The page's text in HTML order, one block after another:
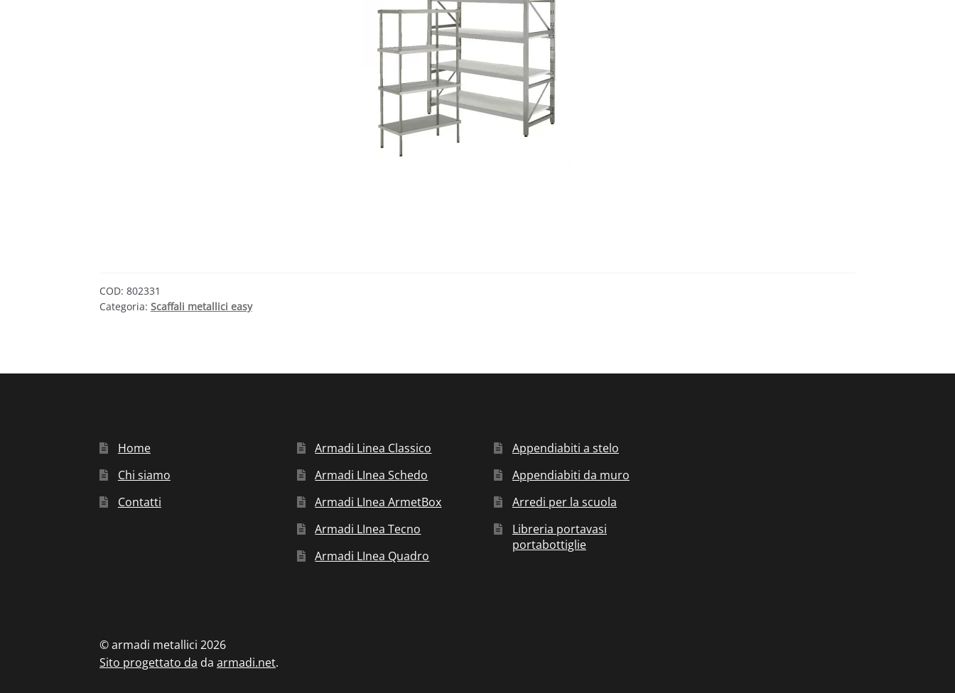
COD:802331
Categoria:Scaffali metallici easy
Home
Chi siamo
Contatti
Armadi Linea Classico
Armadi LInea Schedo
Armadi LInea ArmetBox
Armadi LInea Tecno
Armadi LInea Quadro
Appendiabiti a stelo
Appendiabiti da muro
Arredi per la scuola
Libreria portavasi
portabottiglie
© armadi metallici 2026
Sito progettato da daarmadi.net.